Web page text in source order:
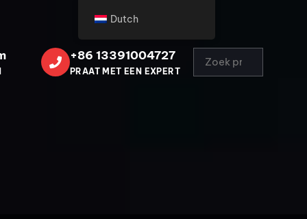
+86 13391004727
PRAAT MET EEN EXPERT
Dutch